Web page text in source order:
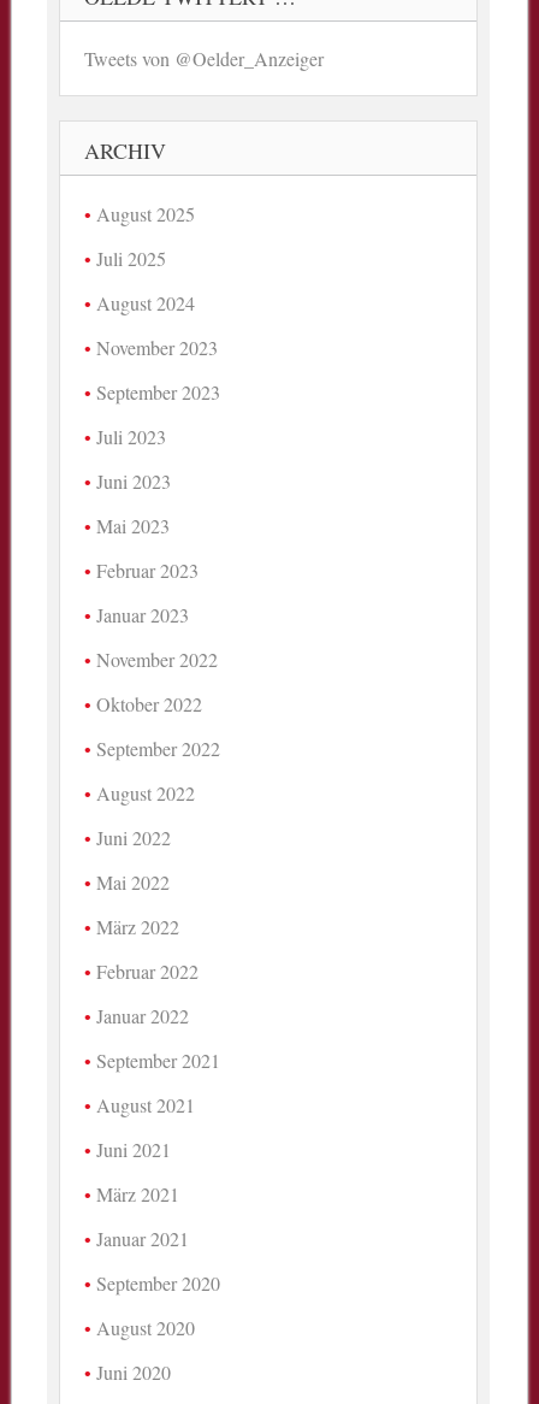
Tweets von @Oelder_Anzeiger
ARCHIV
August 2025
Juli 2025
August 2024
November 2023
September 2023
Juli 2023
Juni 2023
Mai 2023
Februar 2023
Januar 2023
November 2022
Oktober 2022
September 2022
August 2022
Juni 2022
Mai 2022
März 2022
Februar 2022
Januar 2022
September 2021
August 2021
Juni 2021
März 2021
Januar 2021
September 2020
August 2020
Juni 2020